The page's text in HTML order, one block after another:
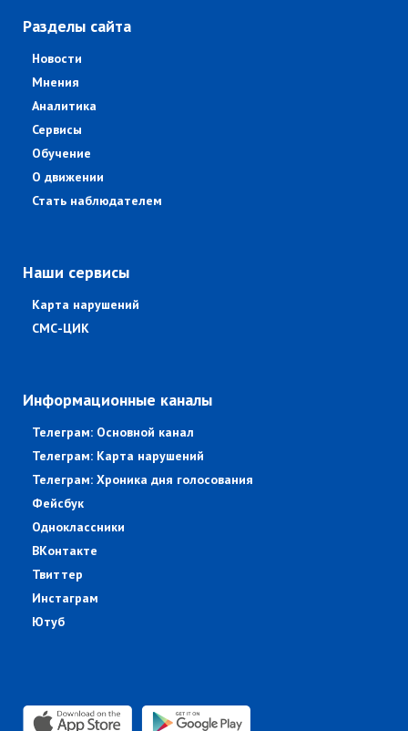
Разделы сайта
Новости
Мнения
Аналитика
Сервисы
Обучение
О движении
Стать наблюдателем
Наши сервисы
Карта нарушений
СМС-ЦИК
Информационные каналы
Телеграм: Основной канал
Телеграм: Карта нарушений
Телеграм: Хроника дня голосования
Фейсбук
Одноклассники
ВКонтакте
Твиттер
Инстаграм
Ютуб